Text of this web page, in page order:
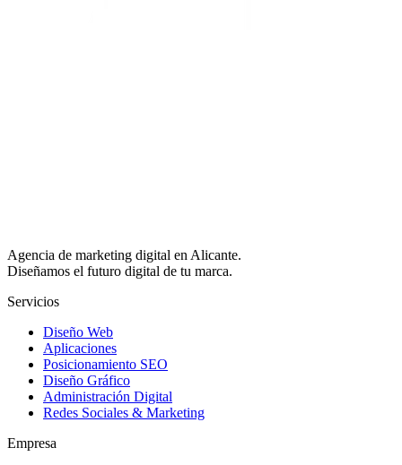
Agencia de marketing digital en Alicante.
Diseñamos el futuro digital de tu marca.
Servicios
Diseño Web
Aplicaciones
Posicionamiento SEO
Diseño Gráfico
Administración Digital
Redes Sociales & Marketing
Empresa